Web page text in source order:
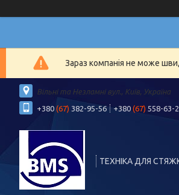
Зараз компанія не може
Вільні та Незламні вул., Київ, Україна
+380 (67) 382-95-56 +380 (67) 558-63-
ТЕХНІКА ДЛЯ